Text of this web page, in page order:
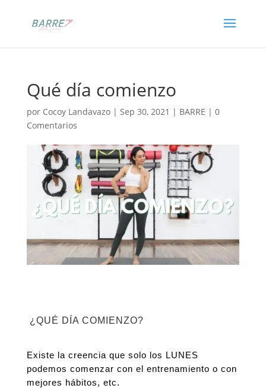
Qué día comienzo
por Cocoy Landavazo| Sep 30, 2021 | BARRE | 0
Comentarios
¿QUÉ DÍA COMIENZO?
Existe la creencia que solo los LUNES
podemos comenzar con el entrenamiento o con
mejores hábitos, etc.